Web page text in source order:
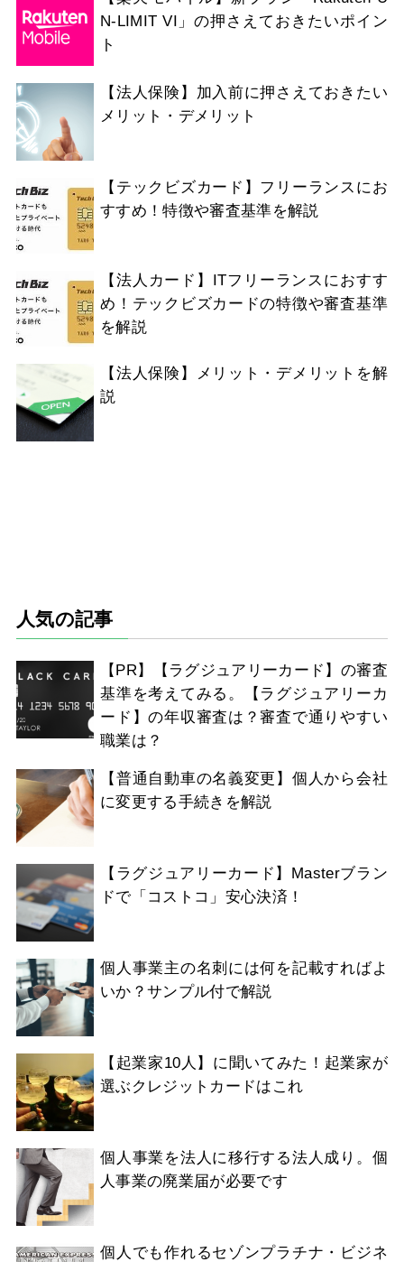
N-LIMIT VI」の押さえておきたいポイン
ト
【法人保険】加入前に押さえておきたい
メリット・デメリット
【テックビズカード】フリーランスにお
すすめ！特徴や審査基準を解説
【法人カード】ITフリーランスにおすす
め！テックビズカードの特徴や審査基準
を解説
【法人保険】メリット・デメリットを解
説
人気の記事
【PR】【ラグジュアリーカード】の審査
基準を考えてみる。【ラグジュアリーカ
ード】の年収審査は？審査で通りやすい
職業は？
【普通自動車の名義変更】個人から会社
に変更する手続きを解説
【ラグジュアリーカード】Masterブラン
ドで「コストコ」安心決済！
個人事業主の名刺には何を記載すればよ
いか？サンプル付で解説
【起業家10人】に聞いてみた！起業家が
選ぶクレジットカードはこれ
個人事業を法人に移行する法人成り。個
人事業の廃業届が必要です
個人でも作れるセゾンプラチナ・ビジネ